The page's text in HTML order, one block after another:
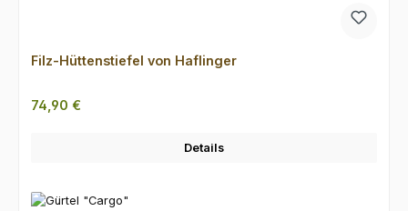
Filz-Hüttenstiefel von Haflinger
Regulärer Preis:
74,90 €
Details